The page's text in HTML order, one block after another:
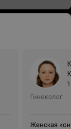
Гинеколог
Женская